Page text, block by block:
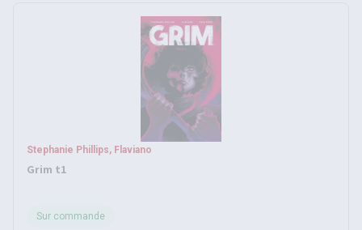
Stephanie Phillips, Flaviano
Grim t1
Sur commande